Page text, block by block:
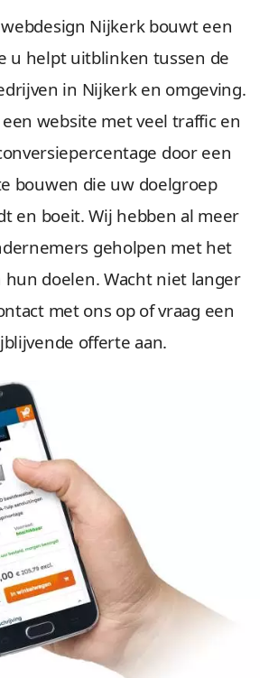
Nijkerk bouwt een
u helpt uitblinken tussen de
in Nijkerk en omgeving.
website met veel traffic en
door een
bouwen die uw doelgroep
en boeit. Wij hebben al meer
geholpen met het
hun doelen. Wacht niet langer
met ons op of vraag een
offerte aan.